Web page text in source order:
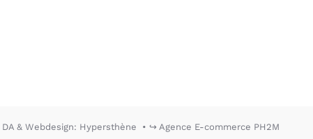
DA & Webdesign: Hypersthène ↪ Agence E-commerce PH2M